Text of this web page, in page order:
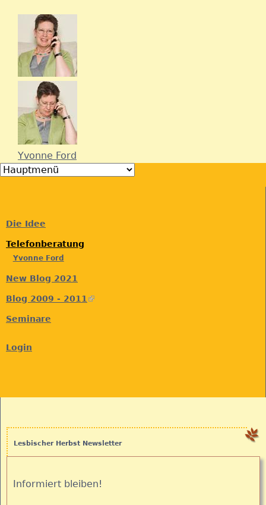
Yvonne Ford
Die Idee
Telefonberatung
Yvonne Ford
New Blog 2021
Blog 2009 - 2011 (
e
t
e
r
a
Seminare
Login
Lesbischer Herbst Newsletter
Informiert bleiben!